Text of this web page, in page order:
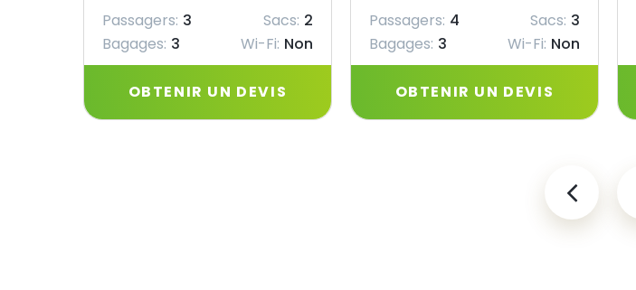
Passagers: 3 Sacs: 2
Bagages: 3 Wi-Fi: Non
OBTENIR UN DEVIS
Passagers: 4 Sacs: 3
Bagages: 3 Wi-Fi: Non
OBTENIR UN DEVIS